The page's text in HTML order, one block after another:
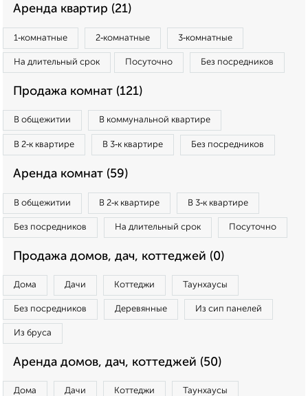
Аренда квартир (21)
1‑комнатные 2‑комнатные 3‑комнатные
На длительный срок Посуточно Без посредников
Продажа комнат (121)
В общежитии В коммунальной квартире
В 2‑к квартире В 3‑к квартире Без посредников
Аренда комнат (59)
В общежитии В 2‑к квартире В 3‑к квартире
Без посредников На длительный срок Посуточно
Продажа домов, дач, коттеджей (0)
Дома Дачи Коттеджи Таунхаусы
Без посредников Деревянные Из сип панелей
Из бруса
Аренда домов, дач, коттеджей (50)
Дома Дачи Коттеджи Таунхаусы